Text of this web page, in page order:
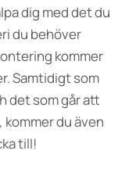
dig med det du
du behöver
kommer
Samtidigt som
det som går att
du även
till!